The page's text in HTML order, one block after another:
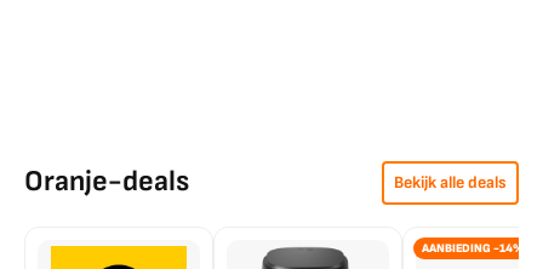
Oranje-deals Bekijk alle deals
AANBIEDING -14%